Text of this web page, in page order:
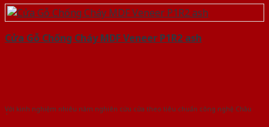
Cửa Gỗ Chống Cháy MDF Veneer P1R2 ash
Với kinh nghiệm nhiêu năm nghiên cứu cửa theo tiêu chuẩn công nghệ Châu